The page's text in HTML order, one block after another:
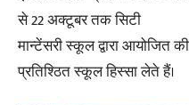
से 22 अक्टूबर तक सिटी
मान्टेंसरी स्कूल द्वारा आयोजित
प्रतिश्ठित स्कूल हिस्सा लेते हैं।